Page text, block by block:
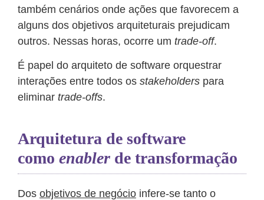
também cenários onde ações que favorecem a
alguns dos objetivos arquiteturais prejudicam
outros. Nessas horas, ocorre um trade-off.
É papel do arquiteto de software orquestrar
interações entre todos os stakeholders para
eliminar trade-offs.
Arquitetura de software
como enabler de transformação
Dos objetivos de negócio infere-se tanto o